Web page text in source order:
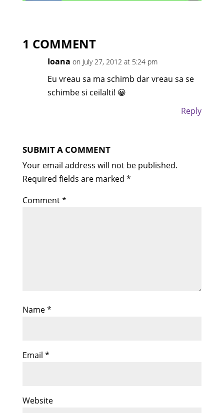
1 COMMENT
Ioana on July 27, 2012 at 5:24 pm
Eu vreau sa ma schimb dar vreau sa se
schimbe si ceilalti! 😀
Reply
SUBMIT A COMMENT
Your email address will not be published.
Required fields are marked *
Comment*
Name*
Email *
Website